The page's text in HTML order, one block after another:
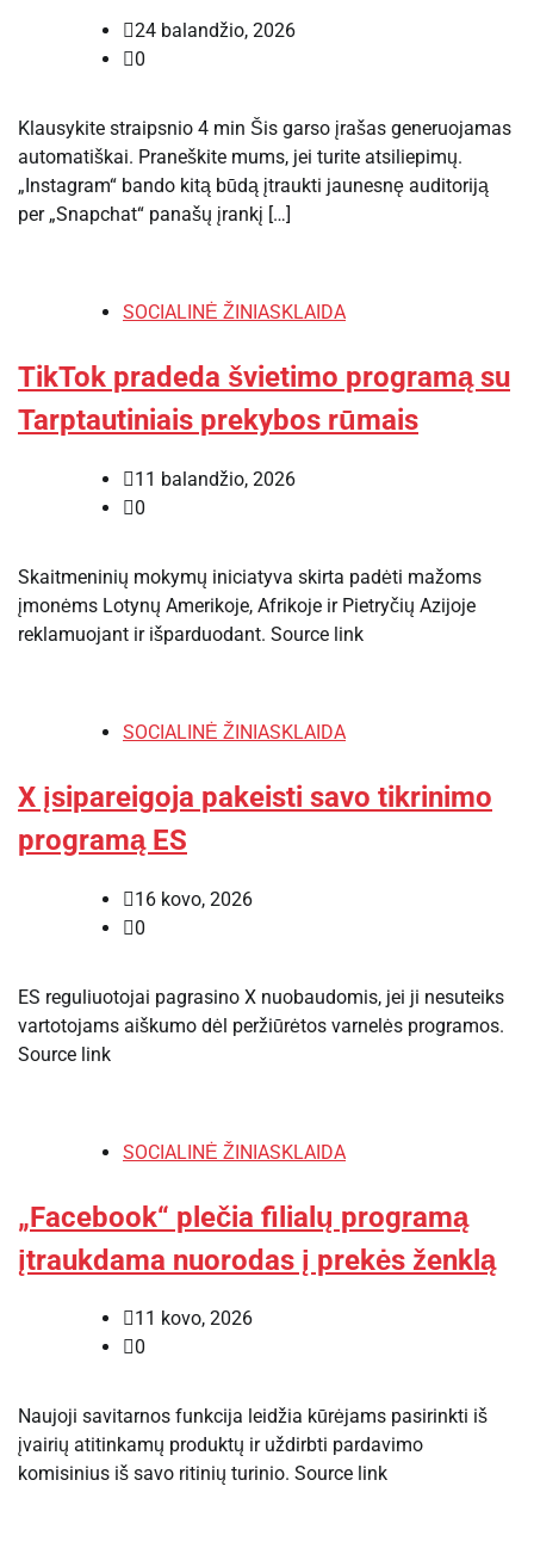
24 balandžio, 2026
0
Klausykite straipsnio 4 min Šis garso įrašas generuojamas
automatiškai. Praneškite mums, jei turite atsiliepimų.
„Instagram“ bando kitą būdą įtraukti jaunesnę auditoriją
per „Snapchat“ panašų įrankį […]
SOCIALINĖ ŽINIASKLAIDA
TikTok pradeda švietimo programą su
Tarptautiniais prekybos rūmais
11 balandžio, 2026
0
Skaitmeninių mokymų iniciatyva skirta padėti mažoms
įmonėms Lotynų Amerikoje, Afrikoje ir Pietryčių Azijoje
reklamuojant ir išparduodant. Source link
SOCIALINĖ ŽINIASKLAIDA
X įsipareigoja pakeisti savo tikrinimo
programą ES
16 kovo, 2026
0
ES reguliuotojai pagrasino X nuobaudomis, jei ji nesuteiks
vartotojams aiškumo dėl peržiūrėtos varnelės programos.
Source link
SOCIALINĖ ŽINIASKLAIDA
„Facebook“ plečia filialų programą
įtraukdama nuorodas į prekės ženklą
11 kovo, 2026
0
Naujoji savitarnos funkcija leidžia kūrėjams pasirinkti iš
įvairių atitinkamų produktų ir uždirbti pardavimo
komisinius iš savo ritinių turinio. Source link